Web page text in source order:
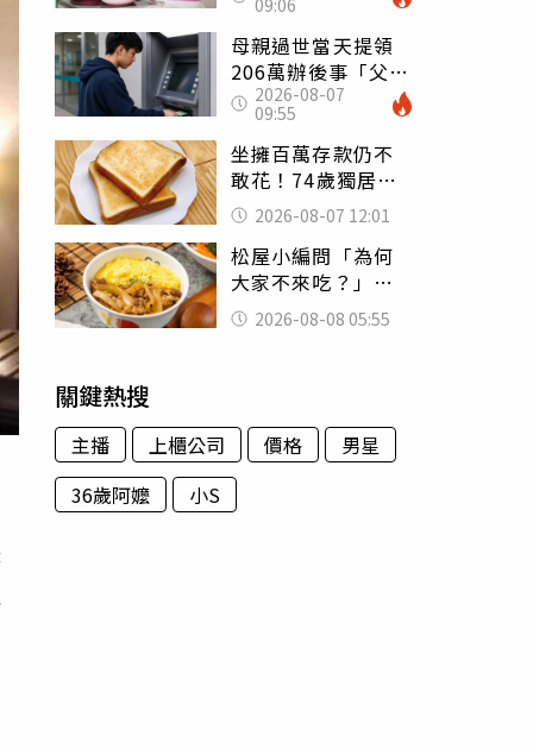
了」 人妻超崩
潰：我像台傭
09:06
母親過世當天提領
206萬辦後事「父子
遭判刑」 律師：
搶錢先下手是罪
2026-08-07
09:55
坐擁百萬存款仍不
敢花！74歲獨居翁
「1餐只吃1片吐
司」 半年後暴瘦
嚇壞女兒
2026-08-07 12:01
松屋小編問「為何
大家不來吃？」
一票人點出3大問
題：滿手好牌打到
2026-08-08 05:55
關鍵熱搜
主播 上櫃公司 價格
男星
36歲阿嬤
小S